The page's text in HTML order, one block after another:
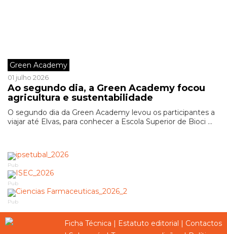
Green Academy
01 julho 2026
Ao segundo dia, a Green Academy focou
agricultura e sustentabilidade
O segundo dia da Green Academy levou os participantes a
viajar até Elvas, para conhecer a Escola Superior de Bioci ...
Pub
Pub
Pub
Ficha Técnica | Estatuto editorial | Contactos